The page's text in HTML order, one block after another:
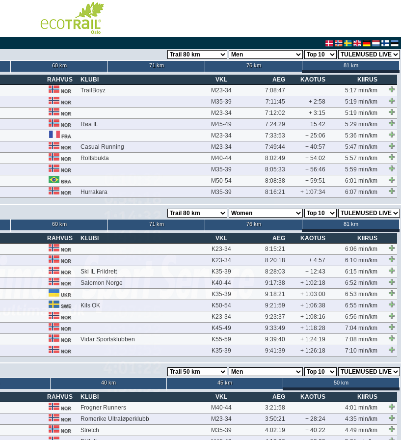
60 km 71 km 76 km 81 km
RAHVUS KLUBI VKL AEG KAOTUS
KIIRUS
NOR TrailBoyz M23-34 7:08:47
5:17 min/km
NOR M35-39 7:11:45 + 2:58
5:19 min/km
NOR M23-34 7:12:02 + 3:15
5:19 min/km
NOR Røa IL M45-49 7:24:29 + 15:42
5:29 min/km
FRA M23-34 7:33:53 + 25:06
5:36 min/km
NOR Casual Running M23-34 7:49:44 + 40:57
5:47 min/km
NOR Rolfsbukta M40-44 8:02:49 + 54:02
5:57 min/km
NOR M35-39 8:05:33 + 56:46
5:59 min/km
BRA M50-54 8:08:38 + 59:51
6:01 min/km
NOR Hurrakara M35-39 8:16:21 + 1:07:34 6:07 min/km
60 km 71 km 76 km 81 km
RAHVUS KLUBI VKL AEG KAOTUS
KIIRUS
NOR K23-34 8:15:21
6:06 min/km
NOR K23-34 8:20:18 + 4:57
6:10 min/km
NOR Ski IL Friidrett K35-39 8:28:03 + 12:43
6:15 min/km
NOR Salomon Norge K40-44 9:17:38 + 1:02:18
6:52 min/km
UKR K35-39 9:18:21 + 1:03:00
6:53 min/km
SWE Kils OK K50-54 9:21:59 + 1:06:38
6:55 min/km
NOR K23-34 9:23:37 + 1:08:16
6:56 min/km
NOR K45-49 9:33:49 + 1:18:28
7:04 min/km
NOR Vidar Sportsklubben K55-59 9:39:40 + 1:24:19
7:08 min/km
NOR K35-39 9:41:39 + 1:26:18 7:10 min/km
40 km 45 km 50 km
RAHVUS KLUBI VKL AEG KAOTUS
KIIRUS
NOR Frogner Runners M40-44 3:21:58
4:01 min/km
NOR Romerike Ultraløperklubb M23-34 3:50:21 + 28:24
4:35 min/km
NOR Stretch M35-39 4:02:19 + 40:22
4:49 min/km